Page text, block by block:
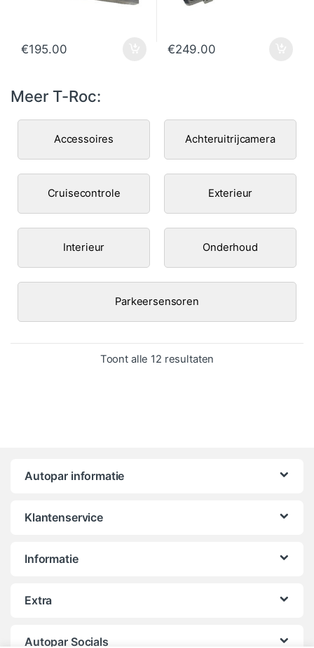
€195.00 €249.00
Meer T-Roc:
Accessoires Achteruitrijcamera
Cruisecontrole Exterieur
Interieur Onderhoud
Parkeersensoren
Toont alle 12 resultaten
Autopar informatie
Klantenservice
Informatie
Extra
Autopar Socials